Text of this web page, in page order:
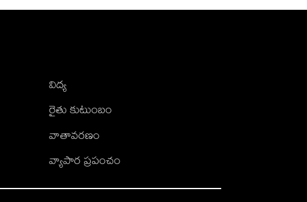
విద్య
రైతు కుటుంబం
వాతావరణం
వ్యాపార ప్రపంచం